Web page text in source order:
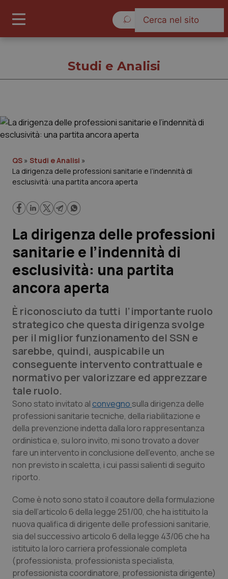
Governo e Parlamento
Regioni e Asl
Lavoro e Professioni
Scienza e Farmaci
Studi e Analisi
Lettere al direttore
Edizioni Regionali
QS Pro
Professionisti Sanitari.AI
Abruzzo
Basilicata
Calabria
Emilia-Romagna
Friuli Venezia Giulia
Lazio
QS Pro Gold
Artrite & artrosi
Asma & BPCO
Colesterolo & coronaropatie
Dermatite Atopica
Diabete & glucometri
QS Club Newsletter
Studi e Analisi
QS » Studi e Analisi »
La dirigenza delle professioni sanitarie e l’indennità di
esclusività: una partita ancora aperta
La dirigenza delle professioni
sanitarie e l’indennità di
esclusività: una partita
ancora aperta
È riconosciuto da tutti l’importante ruolo
strategico che questa dirigenza svolge
per il miglior funzionamento del SSN e
sarebbe, quindi, auspicabile un
conseguente intervento contrattuale e
normativo per valorizzare ed apprezzare
tale ruolo.
Sono stato invitato al convegno sulla dirigenza delle
professioni sanitarie tecniche, della riabilitazione e
della prevenzione indetta dalla loro rappresentanza
ordinistica e, su loro invito, mi sono trovato a dover
fare un intervento in conclusione dell’evento, anche se
non previsto in scaletta, i cui passi salienti di seguito
riporto.
Come è noto sono stato il coautore della formulazione
sia dell’articolo 6 della legge 251/00, che ha istituito la
nuova qualifica di dirigente delle professioni sanitarie,
sia del successivo articolo 6 della legge 43/06 che ha
istituito la loro carriera professionale completa
(professionista, professionista specialista,
professionista coordinatore, professionista dirigente)